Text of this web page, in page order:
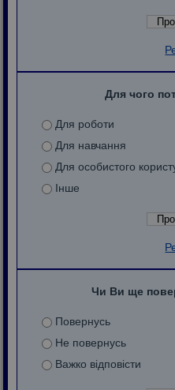
Для чого
Для роботи
Для навчання
Для особистого
Інше
Чи Ви ще
Повернусь
Не повернусь
Важко відповісти